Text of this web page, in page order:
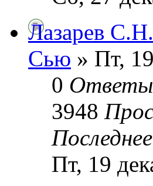
Лазарев
Сью » Пт,
0 Ответы
3948
Пт, 19